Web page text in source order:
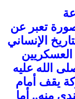
تعبر عن
الإنساني
العسكريين
الله عليه
يقف أمام
منه.. أما